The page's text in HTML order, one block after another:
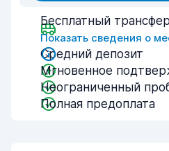
Бесплатный трансфер
Показать сведения о
Средний депозит
Мгновенное
Неограниченный
Полная предоплата